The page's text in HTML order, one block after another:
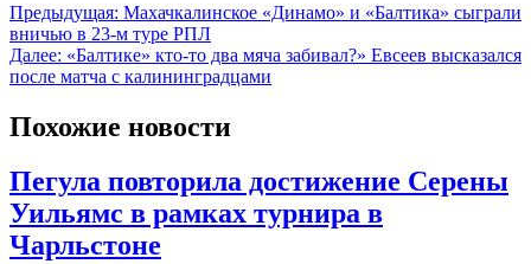
Предыдущая: Махачкалинское «Динамо» и «Балтика» сыграли
вничью в 23‑м туре РПЛ
Далее: «Балтике» кто‑то два мяча забивал?» Евсеев высказался
после матча с калининградцами
Похожие новости
Пегула повторила достижение Серены
Уильямс в рамках турнира в
Чарльстоне